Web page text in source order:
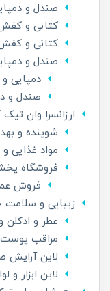
صندل و
کتانی و کفش
کتانی و
صندل و
دمپایی
صندل و
ارزانسرا وان تیک
شوینده و
مواد غذایی
فروشگاه
فروش
زیبایی و سلامت
عطر و ادکلن
مراقب پوست
لاین آرایش
لاین ابزار و